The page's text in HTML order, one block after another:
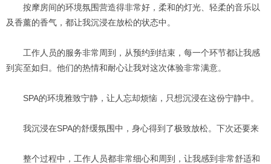
按摩房间的环境氛围营造得非常好，柔和的灯光、轻柔的音乐以
及香薰的香气，都让我沉浸在放松的状态中。
工作人员的服务非常周到，从预约到结束，每一个环节都让我感
到宾至如归。他们的热情和耐心让我对这次体验非常满意。
SPA的环境雅致宁静，让人忘却烦恼，只想沉浸在这份宁静中。
我沉浸在SPA的舒缓氛围中，身心得到了极致放松。下次还要来
整个过程中，工作人员都非常细心和周到，让我感到非常舒适和